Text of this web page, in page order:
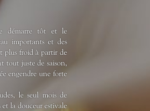
démarre tôt et le
importants et des
plus froid à partir de
tout juste de saison,
engendre une forte
le seul mois de
la douceur estivale